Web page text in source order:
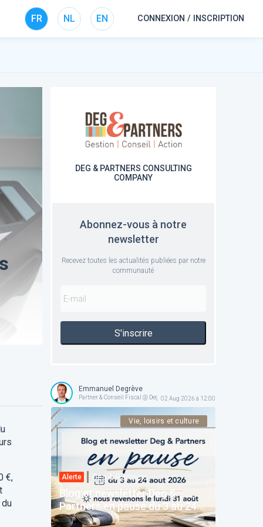
FR NL EN CONNEXION / INSCRIPTION
€,
DEG & PARTNERS CONSULTING
COMPANY
Abonnez-vous à notre
newsletter
Recevez toutes les actualités publiées par notre
communauté
S'inscrire
Emmanuel Degrève
Partner & Conseil Fiscal @ Deg & Partners02 Aug 2026 à 12:00
Vie, loisirs et culture
Alerte Deg & Partners
Blog et newsletter Deg &
Partners en pause du 3 au 24
août 2026